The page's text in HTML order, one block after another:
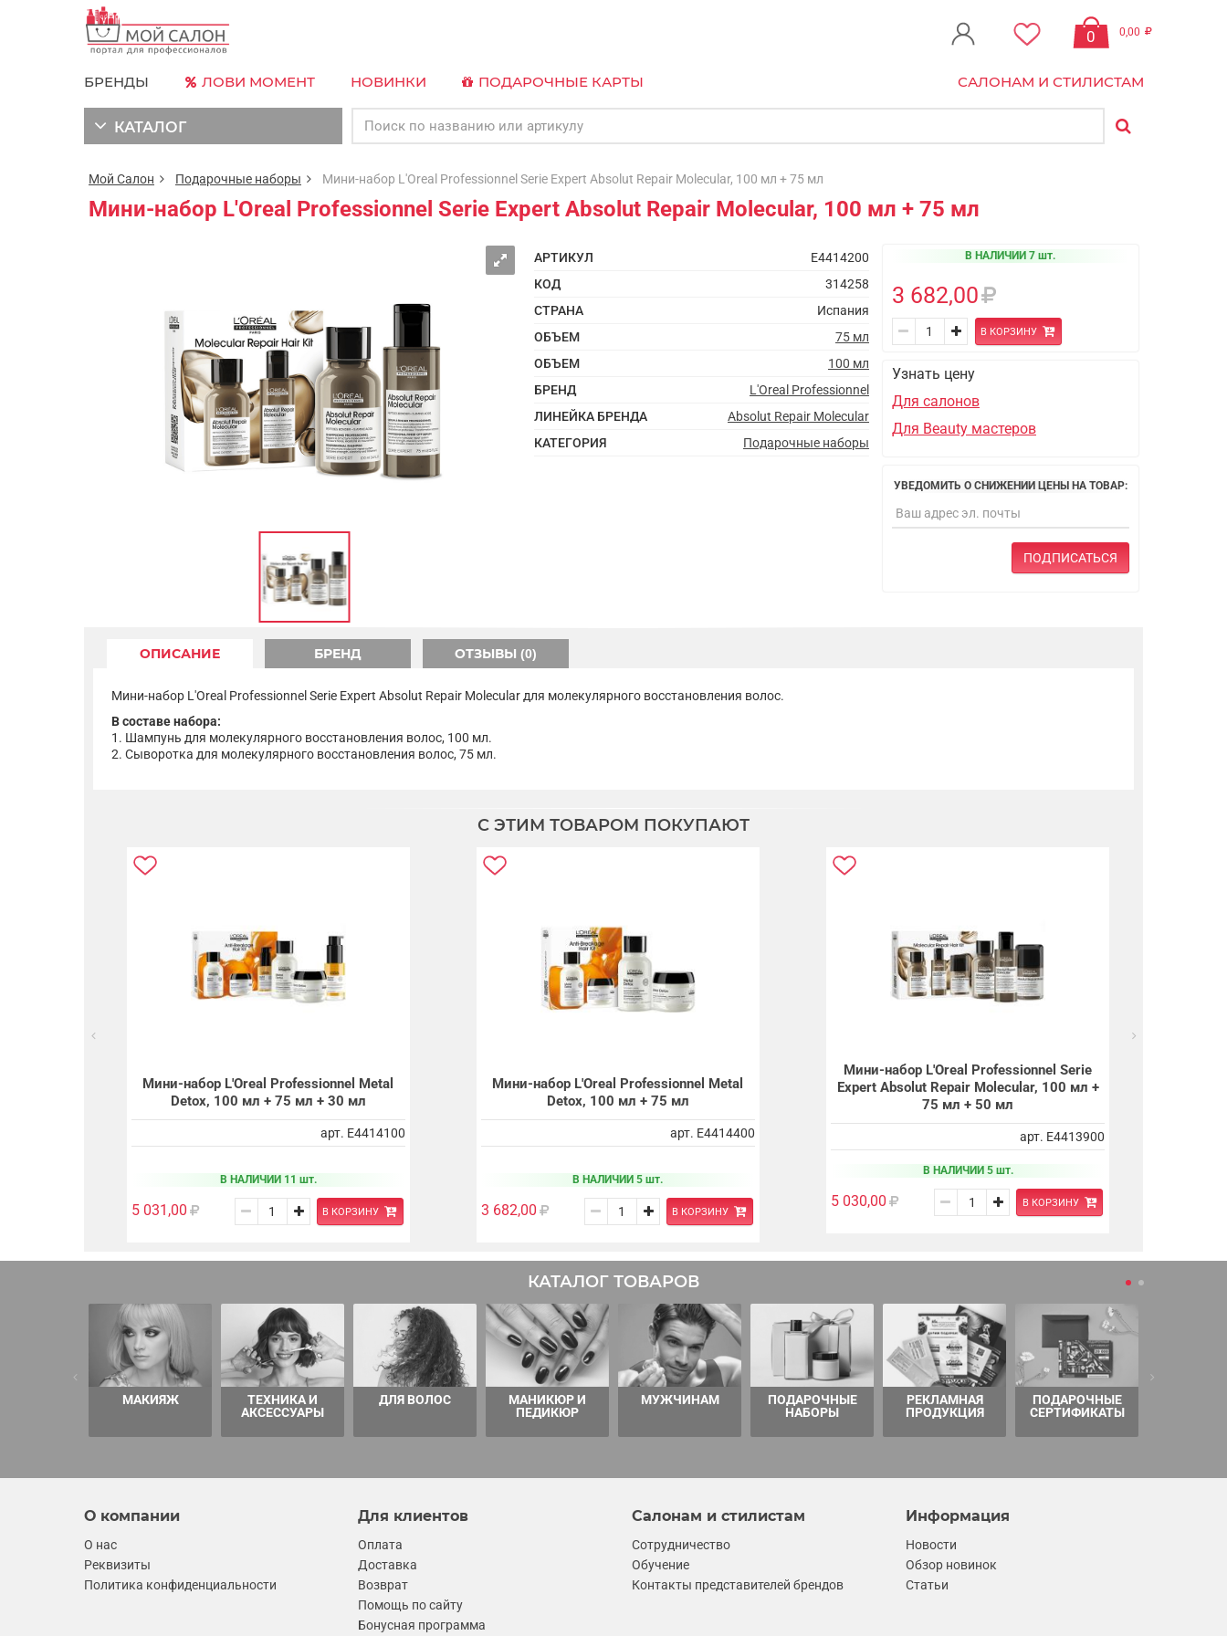
0 0,00
БРЕНДЫ ЛОВИ МОМЕНТ НОВИНКИ ПОДАРОЧНЫЕ КАРТЫ САЛОНАМ И СТИЛИСТАМ
КАТАЛОГ
Мой Салон Подарочные наборы Мини-набор L'Oreal Professionnel Serie Expert Absolut Repair Molecular, 100 мл + 75 мл
Мини-набор L'Oreal Professionnel Serie Expert Absolut Repair Molecular, 100 мл + 75 мл
АРТИКУЛ
E4414200
КОД
314258
СТРАНА
Испания
ОБЪЕМ
75 мл
ОБЪЕМ
100 мл
БРЕНД
L'Oreal Professionnel
ЛИНЕЙКА БРЕНДА
Absolut Repair Molecular
КАТЕГОРИЯ
Подарочные наборы
В НАЛИЧИИ 7 шт.
3 682,00
В КОРЗИНУ
Узнать цену
Для салонов
Для Beauty мастеров
УВЕДОМИТЬ О СНИЖЕНИИ ЦЕНЫ НА ТОВАР:
ПОДПИСАТЬСЯ
ОПИСАНИЕ БРЕНД ОТЗЫВЫ (0)
Мини-набор L'Oreal Professionnel Serie Expert Absolut Repair Molecular для молекулярного восстановления волос.
В составе набора:
1. Шампунь для молекулярного восстановления волос, 100 мл.
2. Сыворотка для молекулярного восстановления волос, 75 мл.
С ЭТИМ ТОВАРОМ ПОКУПАЮТ
Мини-набор L'Oreal Professionnel Metal
Detox, 100 мл + 75 мл + 30 мл
арт. E4414100
В НАЛИЧИИ 11 шт.
5 031,00 В КОРЗИНУ
Мини-набор L'Oreal Professionnel Metal
Detox, 100 мл + 75 мл
арт. E4414400
В НАЛИЧИИ 5 шт.
3 682,00 В КОРЗИНУ
Мини-набор L'Oreal Professionnel Serie
Expert Absolut Repair Molecular, 100 мл +
75 мл + 50 мл
арт. E4413900
В НАЛИЧИИ 5 шт.
5 030,00 В КОРЗИНУ
КАТАЛОГ ТОВАРОВ
МАКИЯЖ
ТЕХНИКА И
АКСЕССУАРЫ
ДЛЯ ВОЛОС
МАНИКЮР И
ПЕДИКЮР
МУЖЧИНАМ
ПОДАРОЧНЫЕ
НАБОРЫ
РЕКЛАМНАЯ
ПРОДУКЦИЯ
ПОДАРОЧНЫЕ
СЕРТИФИКАТЫ
О компании
О нас
Реквизиты
Политика конфиденциальности
Для клиентов
Оплата
Доставка
Возврат
Помощь по сайту
Бонусная программа
Салонам и стилистам
Сотрудничество
Обучение
Контакты представителей брендов
Информация
Новости
Обзор новинок
Статьи